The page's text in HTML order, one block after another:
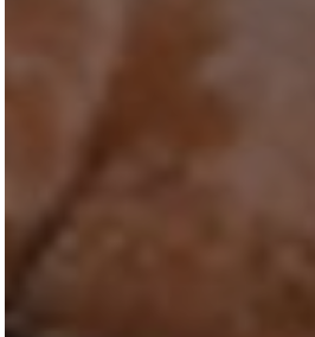
HENGSTSTATION
TURNIERSTALL
KONTAKT